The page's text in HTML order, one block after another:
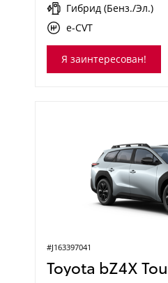
Гибрид (Бенз./Эл.)
e-CVT
Я заинтересован!
#J163397041
Toyota bZ4X